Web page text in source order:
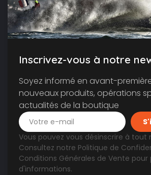
Inscrivez-vous à notre
Soyez informé en avant-
nouveaux produits, opérations
actualités de la boutique
Vous pouvez vous désinscrire à tout
Consultez notre Politique de
Conditions Générales de Vente pour
d'informations.